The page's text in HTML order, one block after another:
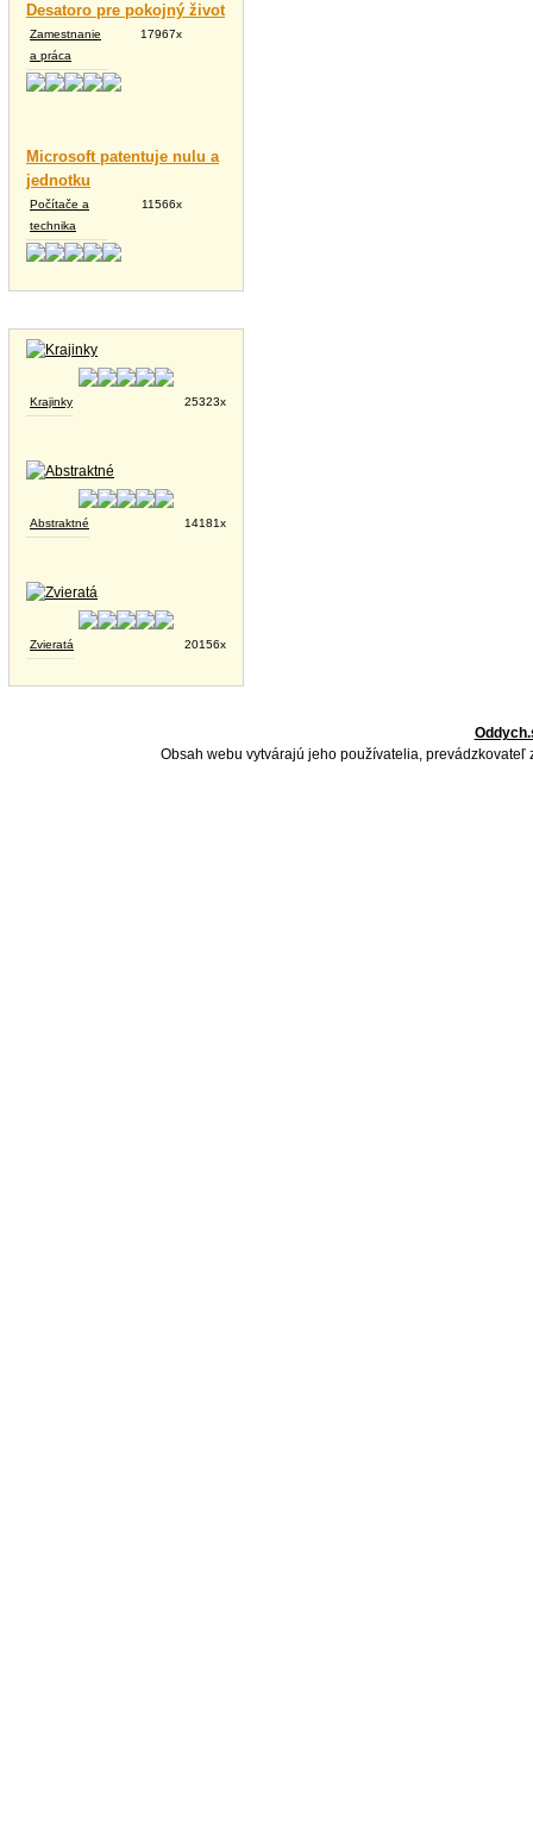
Desatoro pre pokojný život
Zamestnanie
a práca
17967x
Microsoft patentuje nulu a
jednotku
Počítače a
technika
11566x
Krajinky 25323x
Abstraktné 14181x
Zvieratá 20156x
Obsah webu vytvárajú jeho používatelia,